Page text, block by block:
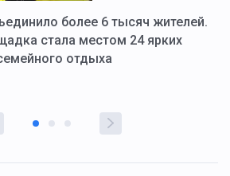
более 6 тысяч жителей.
стала местом 24 ярких
отдыха